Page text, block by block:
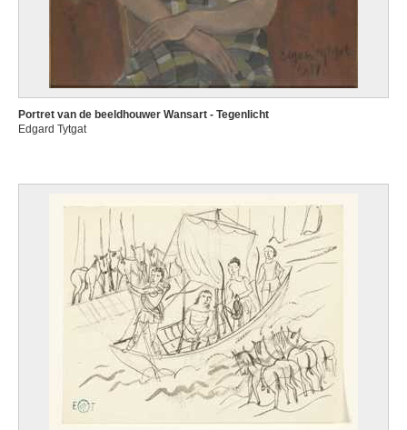
Portret van de beeldhouwer Wansart - Tegenlicht
Edgard Tytgat